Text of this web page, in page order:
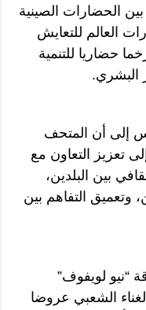
بين الحضارات الصينية
العالم للتعايش
حضاريا للتنمية
البشري.
إلى أن المتحف
تعزيز التعاون مع
بين البلدين،
وتعميق التفاهم بين
“نيو لويفوف”
الشعبي عروضا